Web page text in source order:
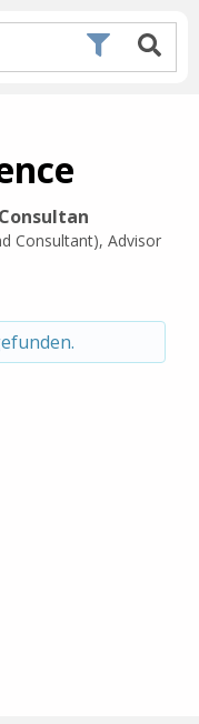
Consultant), Advisor